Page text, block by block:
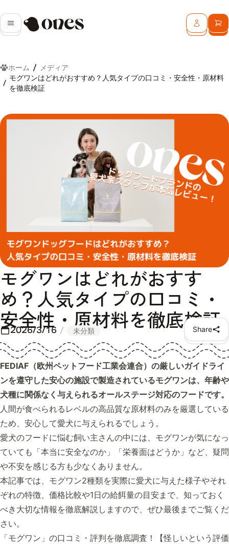
メニューOnes ログインカ
ホーム
メディア
モグワンはどれがおすすめ？人気タイプの口コミ・安全性・原材料
を徹底検証
モグワンはどれがおすす
め？人気タイプの口コミ・
安全性・原材料を徹底検証
2026/3/16 未分類 Share
FEDIAF（欧州ペットフード工業会連合）の厳しいガイドライ
ンを遵守した安心の施設で製造されているモグワンは、年齢や
犬種に関係なく与えられるオールステージ対応のフードです。
人間が食べられるレベルの高品質な原材料のみを厳選している
ため、安心して愛犬に与えられるでしょう。
愛犬のフードに悩む飼い主さんの中には、モグワンが気になっ
ていても「本当に安全なのか」「栄養面はどうか」など、疑問
や不安を感じる方も少なくありません。
本記事では、モグワン2種類を実際に愛犬に与えた様子やそれ
ぞれの特徴、価格比較や1日の給餌量の目安まで、知っておく
べき大切な情報を徹底解説しますので、ぜひ最後までご覧くだ
さい。
「モグワン」の口コミ・評判を徹底調査！【怪しいという評価